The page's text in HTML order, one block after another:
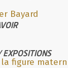
Bayard
EXPOSITIONS
figure